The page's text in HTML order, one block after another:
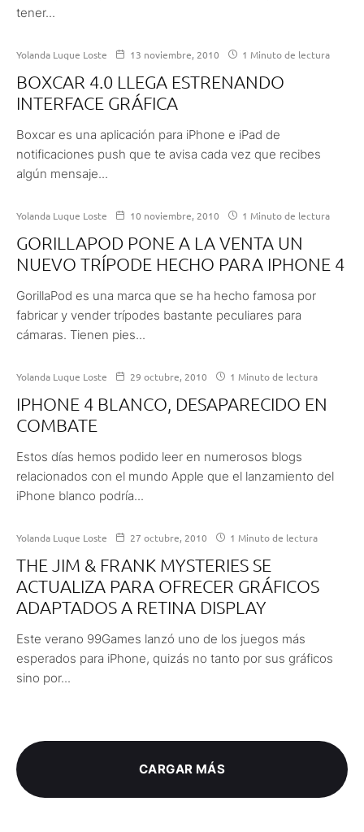
tener...
Yolanda Luque Loste 13 noviembre, 2010 1 Minuto de lectura
BOXCAR 4.0 LLEGA ESTRENANDO
INTERFACE GRÁFICA
Boxcar es una aplicación para iPhone e iPad de
notificaciones push que te avisa cada vez que recibes
algún mensaje...
Yolanda Luque Loste 10 noviembre, 2010 1 Minuto de lectura
GORILLAPOD PONE A LA VENTA UN
NUEVO TRÍPODE HECHO PARA IPHONE 4
GorillaPod es una marca que se ha hecho famosa por
fabricar y vender trípodes bastante peculiares para
cámaras. Tienen pies...
Yolanda Luque Loste 29 octubre, 2010 1 Minuto de lectura
IPHONE 4 BLANCO, DESAPARECIDO EN
COMBATE
Estos días hemos podido leer en numerosos blogs
relacionados con el mundo Apple que el lanzamiento del
iPhone blanco podría...
Yolanda Luque Loste 27 octubre, 2010 1 Minuto de lectura
THE JIM & FRANK MYSTERIES SE
ACTUALIZA PARA OFRECER GRÁFICOS
ADAPTADOS A RETINA DISPLAY
Este verano 99Games lanzó uno de los juegos más
esperados para iPhone, quizás no tanto por sus gráficos
sino por...
CARGAR MÁS